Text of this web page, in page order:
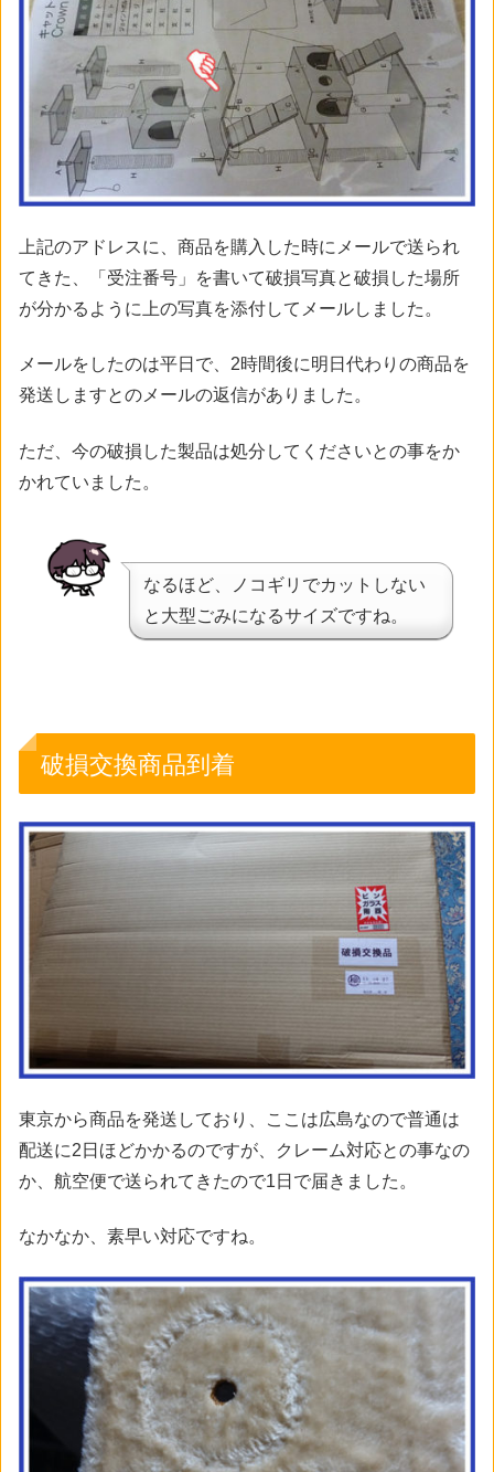
上記のアドレスに、商品を購入した時にメールで送られ
てきた、「受注番号」を書いて破損写真と破損した場所
が分かるように上の写真を添付してメールしました。
メールをしたのは平日で、2時間後に明日代わりの商品を
発送しますとのメールの返信がありました。
ただ、今の破損した製品は処分してくださいとの事をか
かれていました。
なるほど、ノコギリでカットしない
と大型ごみになるサイズですね。
破損交換商品到着
東京から商品を発送しており、ここは広島なので普通は
配送に2日ほどかかるのですが、クレーム対応との事なの
か、航空便で送られてきたので1日で届きました。
なかなか、素早い対応ですね。